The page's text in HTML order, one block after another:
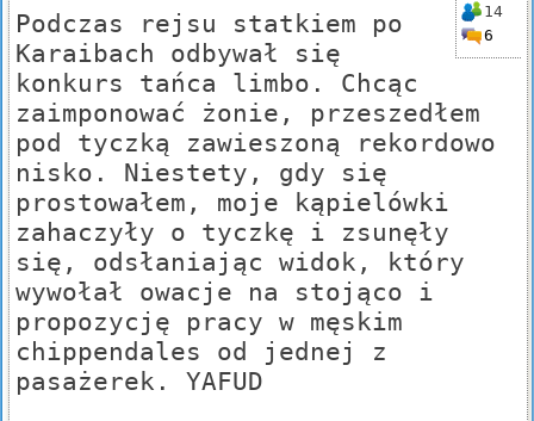
14
6
Podczas rejsu statkiem po
Karaibach odbywał się
konkurs tańca limbo. Chcąc
zaimponować żonie, przeszedłem
pod tyczką zawieszoną rekordowo
nisko. Niestety, gdy się
prostowałem, moje kąpielówki
zahaczyły o tyczkę i zsunęły
się, odsłaniając widok, który
wywołał owacje na stojąco i
propozycję pracy w męskim
chippendales od jednej z
pasażerek. YAFUD